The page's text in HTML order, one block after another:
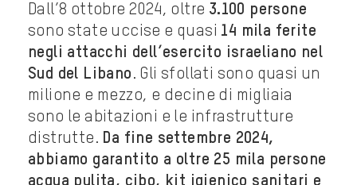
Dall’8 ottobre 2024, oltre 3.100 persone
sono state uccise e quasi 14 mila ferite
negli attacchi dell’esercito israeliano nel
Sud del Libano . Gli sfollati sono quasi un
milione e mezzo, e decine di migliaia
sono le abitazioni e le infrastrutture
distrutte. Da fine settembre 2024,
abbiamo garantito a oltre 25 mila persone
acqua pulita, cibo, kit igienico sanitari e